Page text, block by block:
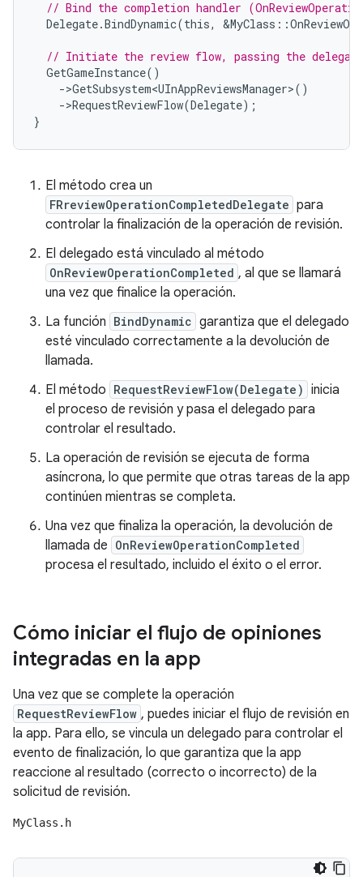
// Bind the completion handler
Delegate.BindDynamic(this, &MyClass ::
// Initiate the review flow, passing the
GetGameInstance()
->GetSubsystem<UInAppReviewsManager>()
->RequestReviewFlow(Delegate);
}
El método crea un
FRreviewOperationCompletedDelegate para
controlar la finalización de la operación de revisión.
El delegado está vinculado al método
OnReviewOperationCompleted , al que se llamará
una vez que finalice la operación.
La función BindDynamic garantiza que el delegado
esté vinculado correctamente a la devolución de
llamada.
El método RequestReviewFlow(Delegate) inicia
el proceso de revisión y pasa el delegado para
controlar el resultado.
La operación de revisión se ejecuta de forma
asíncrona, lo que permite que otras tareas de la app
continúen mientras se completa.
Una vez que finaliza la operación, la devolución de
llamada de OnReviewOperationCompleted
procesa el resultado, incluido el éxito o el error.
Cómo iniciar el flujo de opiniones
integradas en la app
Una vez que se complete la operación
RequestReviewFlow , puedes iniciar el flujo de revisión en
la app. Para ello, se vincula un delegado para controlar el
evento de finalización, lo que garantiza que la app
reaccione al resultado (correcto o incorrecto) de la
solicitud de revisión.
MyClass.h